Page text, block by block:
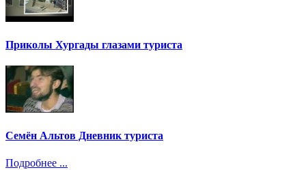
Приколы Хургады глазами туриста
Семён Альтов Дневник туриста
Подробнее ...